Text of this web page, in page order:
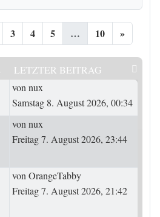
3 4 5 … 10 »
LETZTER BEITRAG
Letzter Beitrag
vonnux
Samstag 8. August 2026, 00:34
Letzter Beitrag
vonnux
Freitag 7. August 2026, 23:44
Letzter Beitrag
vonOrangeTabby
Freitag 7. August 2026, 21:42